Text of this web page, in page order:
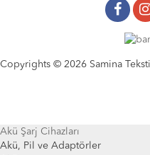
Copyrights © 2026 Samina
Akü Şarj Cihazları
Akü, Pil ve Adaptörler